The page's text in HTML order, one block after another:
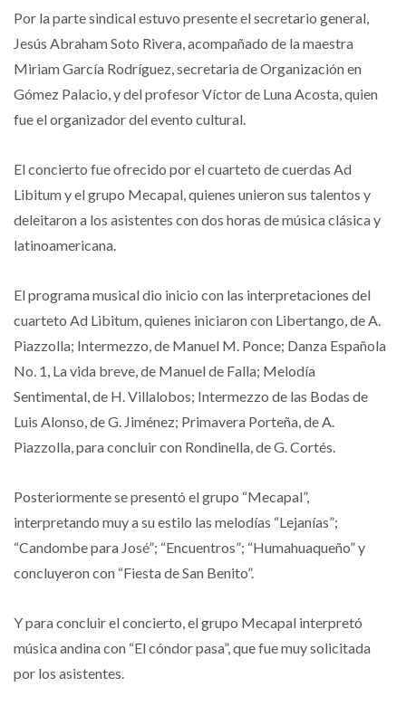
Por la parte sindical estuvo presente el secretario general,
Jesús Abraham Soto Rivera, acompañado de la maestra
Miriam García Rodríguez, secretaria de Organización en
Gómez Palacio, y del profesor Víctor de Luna Acosta, quien
fue el organizador del evento cultural.
El concierto fue ofrecido por el cuarteto de cuerdas Ad
Libitum y el grupo Mecapal, quienes unieron sus talentos y
deleitaron a los asistentes con dos horas de música clásica y
latinoamericana.
El programa musical dio inicio con las interpretaciones del
cuarteto Ad Libitum, quienes iniciaron con Libertango, de A.
Piazzolla; Intermezzo, de Manuel M. Ponce; Danza Española
No. 1, La vida breve, de Manuel de Falla; Melodía
Sentimental, de H. Villalobos; Intermezzo de las Bodas de
Luis Alonso, de G. Jiménez; Primavera Porteña, de A.
Piazzolla, para concluir con Rondinella, de G. Cortés.
Posteriormente se presentó el grupo “Mecapal”,
interpretando muy a su estilo las melodías “Lejanías”;
“Candombe para José”; “Encuentros”; “Humahuaqueño” y
concluyeron con “Fiesta de San Benito”.
Y para concluir el concierto, el grupo Mecapal interpretó
música andina con “El cóndor pasa”, que fue muy solicitada
por los asistentes.